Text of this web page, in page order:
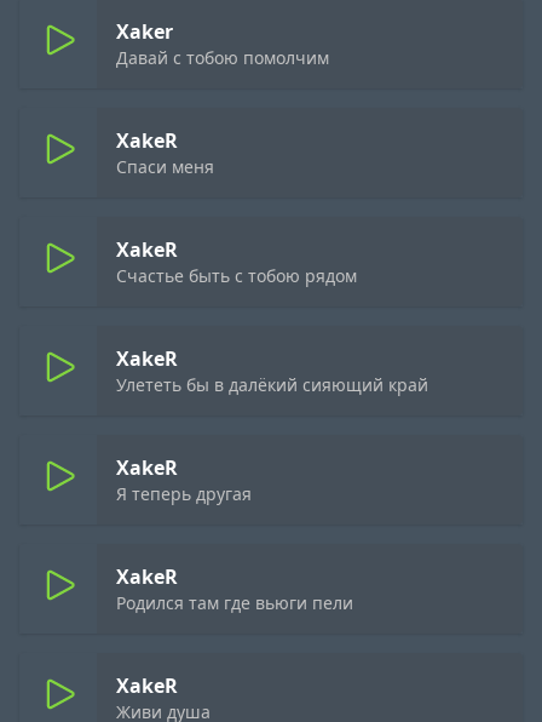
Xaker
Давай с тобою помолчим
XakeR
Спаси меня
XakeR
Счастье быть с тобою рядом
XakeR
Улететь бы в далёкий сияющий край
XakeR
Я теперь другая
XakeR
Родился там где вьюги пели
XakeR
Живи душа